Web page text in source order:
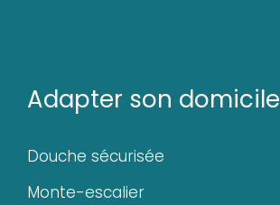
Adapter son domicile
Douche sécurisée
Monte-escalier